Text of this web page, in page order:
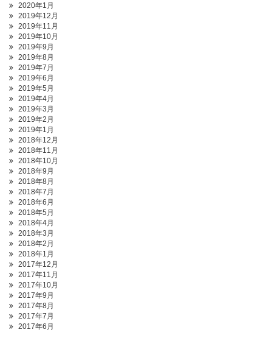
2020年1月
2019年12月
2019年11月
2019年10月
2019年9月
2019年8月
2019年7月
2019年6月
2019年5月
2019年4月
2019年3月
2019年2月
2019年1月
2018年12月
2018年11月
2018年10月
2018年9月
2018年8月
2018年7月
2018年6月
2018年5月
2018年4月
2018年3月
2018年2月
2018年1月
2017年12月
2017年11月
2017年10月
2017年9月
2017年8月
2017年7月
2017年6月